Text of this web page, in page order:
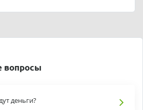
вопросы
деньги?